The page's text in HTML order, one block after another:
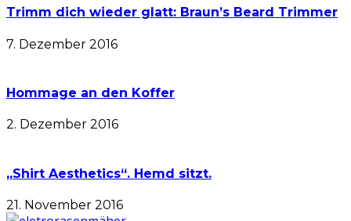
Trimm dich wieder glatt: Braun’s Beard Trimmer
7. Dezember 2016
Hommage an den Koffer
2. Dezember 2016
„Shirt Aesthetics“. Hemd sitzt.
21. November 2016